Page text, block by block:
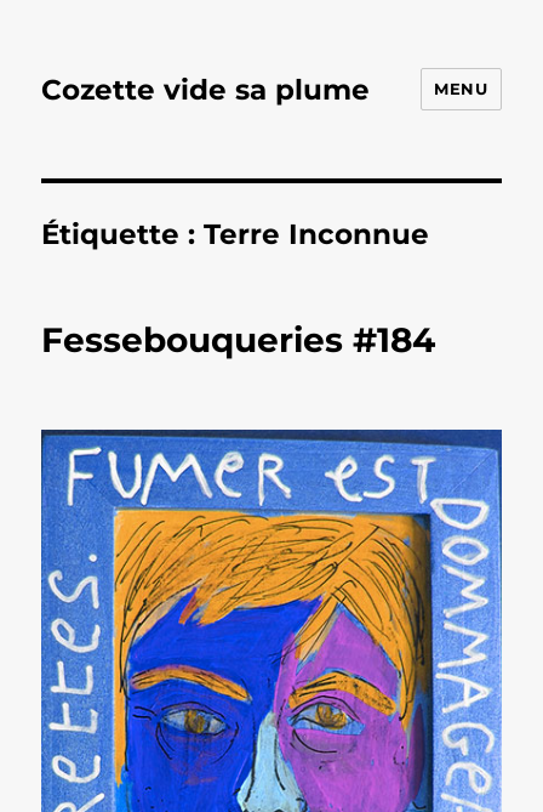
Cozette vide sa plume MENU
Étiquette :Terre Inconnue
Fessebouqueries #184